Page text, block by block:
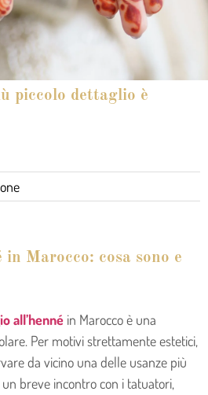
piccolo dettaglio è
Marocco: cosa sono e
all’henné in Marocco è una
Per motivi strettamente estetici,
da vicino una delle usanze più
breve incontro con i tatuatori,